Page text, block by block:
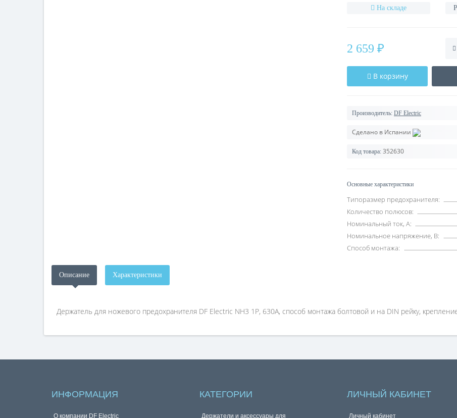
На складе
2 659 ₽
В корзину
Производитель: DF Electric
Сделано в Испании
Код товара: 352630
Основные характеристики
Типоразмер предохранителя:
Количество полюсов:
Номинальный ток, А:
Номинальное напряжение, В:
Способ монтажа:
Описание Характеристики
Держатель для ножевого предохранителя DF Electric NH3 1P, 630A, способ монтажа болтовой и на DIN рейку,
ИНФОРМАЦИЯ
О компании DF Electric
КАТЕГОРИИ
Держатели и аксессуары для
ЛИЧНЫЙ КАБИНЕТ
Личный кабинет